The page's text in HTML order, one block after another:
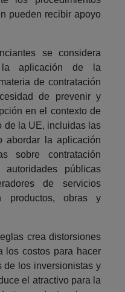
pueden recibir apoyo
se considera
la aplicación de la
de contratación
de prevenir y
en el contexto de
de la UE, incluidas las
abordar la aplicación
sobre contratación
públicas
de servicios
productos, obras y
crea distorsiones
los costos para hacer
de los inversionistas y
el atractivo para la